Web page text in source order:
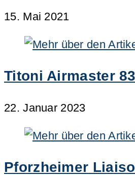
15. Mai 2021
Titoni Airmaster
22. Januar 2023
Pforzheimer